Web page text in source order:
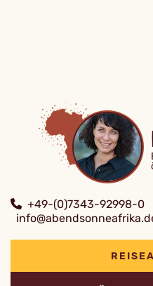
+49-(0)7343-92998-0